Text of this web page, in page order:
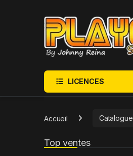
LICENCES
Accueil Catalogue
Top ventes